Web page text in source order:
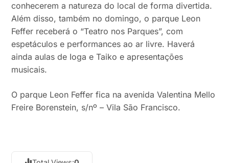
conhecerem a natureza do local de forma divertida.
Além disso, também no domingo, o parque Leon
Feffer receberá o “Teatro nos Parques”, com
espetáculos e performances ao ar livre. Haverá
ainda aulas de Ioga e Taiko e apresentações
musicais.
O parque Leon Feffer fica na avenida Valentina Mello
Freire Borenstein, s/nº – Vila São Francisco.